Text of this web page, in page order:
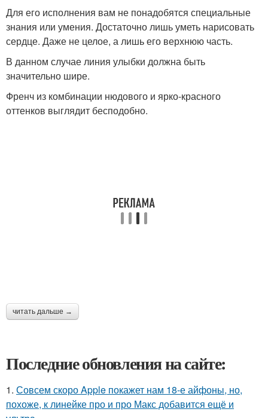
Для его исполнения вам не понадобятся специальные
знания или умения. Достаточно лишь уметь нарисовать
сердце. Даже не целое, а лишь его верхнюю часть.
В данном случае линия улыбки должна быть
значительно шире.
Френч из комбинации нюдового и ярко-красного
оттенков выглядит бесподобно.
читать дальше →
Последние обновления на сайте:
1. Совсем скоро Apple покажет нам 18-е айфоны, но,
похоже, к линейке про и про Макс добавится ещё и